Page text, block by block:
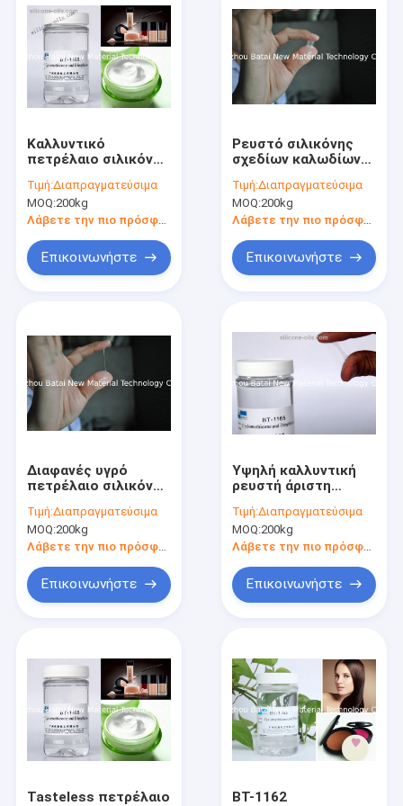
Προϊόντα
Περίπου εμείς
Γύρος εργοστασίων
Ειδήσεις
Ελαφρύς πράκτορας διάχυσης
Οργανικός εγχυτήρας προσώπου
Caprylyl Methicone
Polymethylsilsesquioxane
Καλλυντικό
πετρέλαιο σιλικόνης
BT-1165 ελαφριά
ομαλή υγρή αίσθηση
Τιμή:Διαπραγματεύσιμα
MOQ:200kg
Λάβετε την πιο πρόσφατη τιμή
Επικοινωνήστε
Ρευστό σιλικόνης
σχεδίων καλωδίων
ουσιαστικό
πετρέλαιο άχρωμα
BT-1165 τρίχας
Τιμή:Διαπραγματεύσιμα
MOQ:200kg
Λάβετε την πιο πρόσφατη τιμή
Επικοινωνήστε
Διαφανές υγρό
πετρέλαιο σιλικόνης
για SGS φροντίδας
TDS τρίχας/
δέρματος
Τιμή:Διαπραγματεύσιμα
MOQ:200kg
Λάβετε την πιο πρόσφατη τιμή
Επικοινωνήστε
Υψηλή καλλυντική
ρευστή άριστη
πετρελαίου/
σιλικόνης σχεδίων
καλωδίων σιλικόνης
Τιμή:Διαπραγματεύσιμα
MOQ:200kg
Λάβετε την πιο πρόσφατη τιμή
Επικοινωνήστε
Tasteless πετρέλαιο
BT-1162